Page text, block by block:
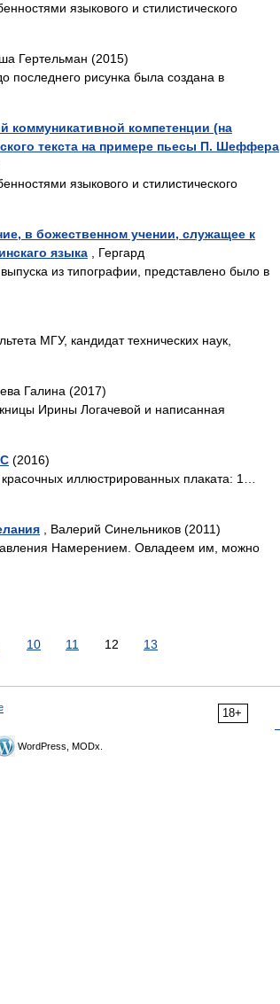
языкового и стилистического
Гертельман (2015)
последнего рисунка была создана в
коммуникативной компетенции (на
текста на примере пьесы П. Шеффера
языкового и стилистического
в божественном учении, служащее к
языка , Гергард
из типографии, представлено было в
МГУ, кандидат технических наук,
Галина (2017)
Ирины Логачевой и написанная
(2016)
иллюстрированных плаката: 1…
, Валерий Синельников (2011)
Намерением. Овладеем им, можно
10 11 12 13
18+
WordPress, MODx.